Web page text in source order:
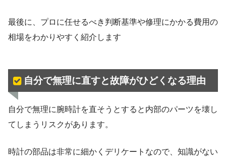
最後に、プロに任せるべき判断基準や修理にかかる費用の
相場をわかりやすく紹介します
自分で無理に直すと故障がひどくなる理由
自分で無理に腕時計を直そうとすると内部のパーツを壊し
てしまうリスクがあります。
時計の部品は非常に細かくデリケートなので、知識がない